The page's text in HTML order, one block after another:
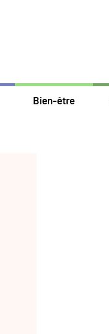
Bien-être